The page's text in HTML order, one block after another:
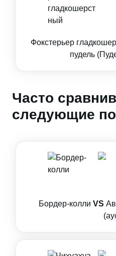
Фокстерьер
пудель
Часто
следующие
Бордер-колли VS